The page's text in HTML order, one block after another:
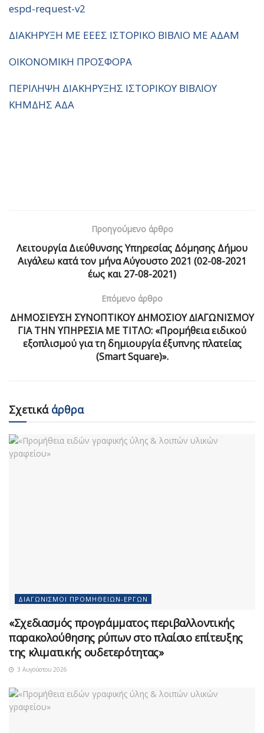
espd-request-v2
ΔΙΑΚΗΡΥΞΗ ΜΕ ΕΕΕΣ ΙΣΤΟΡΙΚΟ ΒΙΒΛΙΟ ΜΕ ΑΔΑΜ
ΟΙΚΟΝΟΜΙΚΗ ΠΡΟΣΦΟΡΑ
ΠΕΡΙΛΗΨΗ ΔΙΑΚΗΡΥΞΗΣ ΙΣΤΟΡΙΚΟΥ ΒΙΒΛΙΟΥ
ΚΗΜΔΗΣ ΑΔΑ
Προηγούμενο άρθρο
Λειτουργία Διεύθυνσης Υπηρεσίας Δόμησης Δήμου
Αιγάλεω κατά τον μήνα Αύγουστο 2021 (02-08-2021
έως και 27-08-2021)
Επόμενο άρθρο
ΔΗΜΟΣΙΕΥΣΗ ΣΥΝΟΠΤΙΚΟΥ ∆ΗΜΟΣΙΟΥ ∆ΙΑΓΩΝΙΣΜΟΥ
ΓΙΑ ΤΗΝ ΥΠΗΡΕΣΙΑ ΜΕ ΤΙΤΛΟ: «Προμήθεια ειδικού
εξοπλισμού για τη δημιουργία έξυπνης πλατείας
(Smart Square)».
Σχετικάάρθρα
ΔΙΑΓΩΝΙΣΜΟΊ ΠΡΟΜΗΘΕΙΏΝ-ΈΡΓΩΝ
«Σχεδιασμός προγράμματος περιβαλλοντικής
παρακολούθησης ρύπων στο πλαίσιο επίτευξης
της κλιματικής ουδετερότητας»
3 Αυγούστου 2026